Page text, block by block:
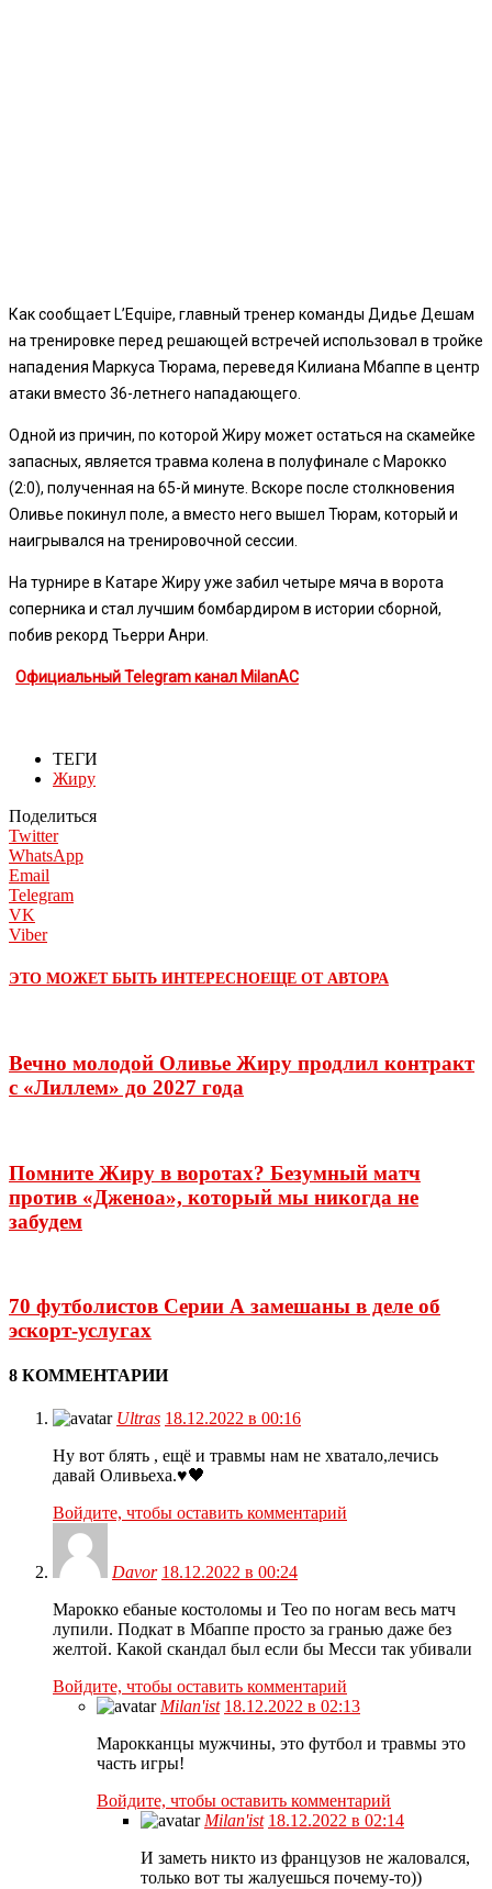
Как сообщает L’Equipe, главный тренер команды Дидье Дешам
на тренировке перед решающей встречей использовал в тройке
нападения Маркуса Тюрама, переведя Килиана Мбаппе в центр
атаки вместо 36-летнего нападающего.
Одной из причин, по которой Жиру может остаться на скамейке
запасных, является травма колена в полуфинале с Марокко
(2:0), полученная на 65-й минуте. Вскоре после столкновения
Оливье покинул поле, а вместо него вышел Тюрам, который и
наигрывался на тренировочной сессии.
На турнире в Катаре Жиру уже забил четыре мяча в ворота
соперника и стал лучшим бомбардиром в истории сборной,
побив рекорд Тьерри Анри.
Официальный Telegram канал MilanAC
ТЕГИ
Жиру
Поделиться
Twitter
WhatsApp
Email
Telegram
VK
Viber
ЭТО МОЖЕТ БЫТЬ ИНТЕРЕСНОЕЩЕ ОТ АВТОРА
Вечно молодой Оливье Жиру продлил контракт
с «Лиллем» до 2027 года
Помните Жиру в воротах? Безумный матч
против «Дженоа», который мы никогда не
забудем
70 футболистов Серии А замешаны в деле об
эскорт-услугах
8 КОММЕНТАРИИ
Ultras 18.12.2022 в 00:16
Ну вот блять , ещё и травмы нам не хватало,лечись
давай Оливьеха.♥️🖤
Войдите, чтобы оставить комментарий
Davor 18.12.2022 в 00:24
Марокко ебаные костоломы и Тео по ногам весь матч
лупили. Подкат в Мбаппе просто за гранью даже без
желтой. Какой скандал был если бы Месси так убивали
Войдите, чтобы оставить комментарий
Milan'ist 18.12.2022 в 02:13
Марокканцы мужчины, это футбол и травмы это
часть игры!
Войдите, чтобы оставить комментарий
Milan'ist 18.12.2022 в 02:14
И заметь никто из французов не жаловался,
только вот ты жалуешься почему-то))